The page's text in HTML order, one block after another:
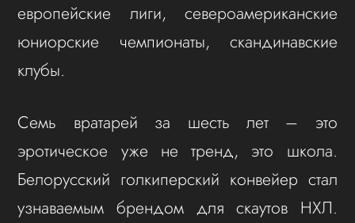
европейские лиги, североамериканские
юниорские чемпионаты, скандинавские
клубы.
Семь вратарей за шесть лет – это
эротическое уже не тренд, это школа.
Белорусский голкиперский конвейер стал
узнаваемым брендом для скаутов НХЛ.